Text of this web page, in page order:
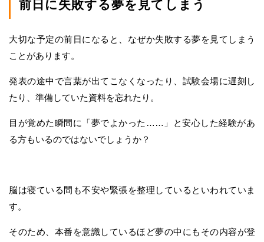
前日に失敗する夢を見てしまう
大切な予定の前日になると、なぜか失敗する夢を見てしまう
ことがあります。
発表の途中で言葉が出てこなくなったり、試験会場に遅刻し
たり、準備していた資料を忘れたり。
目が覚めた瞬間に「夢でよかった……」と安心した経験があ
る方もいるのではないでしょうか？
脳は寝ている間も不安や緊張を整理しているといわれていま
す。
そのため、本番を意識しているほど夢の中にもその内容が登